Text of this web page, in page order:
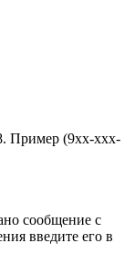
Пример (9хх-ххх-
сообщение с
введите его в